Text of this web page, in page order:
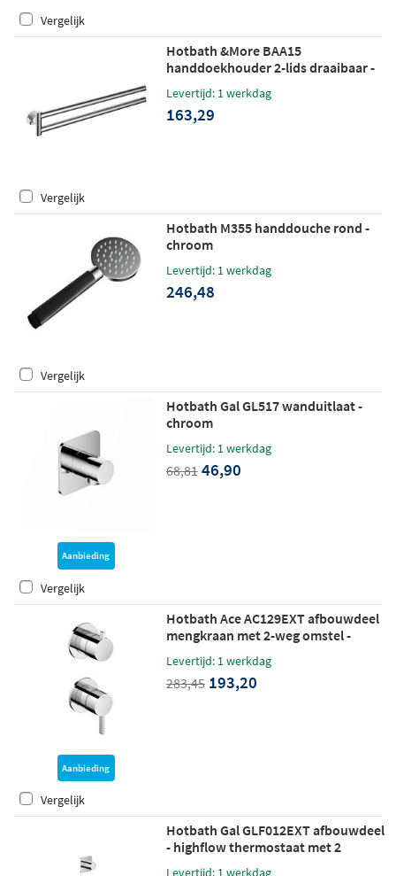
Vergelijk
Hotbath &More BAA15
handdoekhouder 2-lids draaibaar -
Levertijd: 1 werkdag
163,29
Vergelijk
Hotbath M355 handdouche rond -
chroom
Levertijd: 1 werkdag
246,48
Vergelijk
Aanbieding
Hotbath Gal GL517 wanduitlaat -
chroom
Levertijd: 1 werkdag
68,81 46,90
Vergelijk
Aanbieding
Hotbath Ace AC129EXT afbouwdeel
mengkraan met 2-weg omstel -
Levertijd: 1 werkdag
283,45 193,20
Vergelijk
Hotbath Gal GLF012EXT afbouwdeel
- highflow thermostaat met 2
stopkranen - chroom
Levertijd: 1 werkdag